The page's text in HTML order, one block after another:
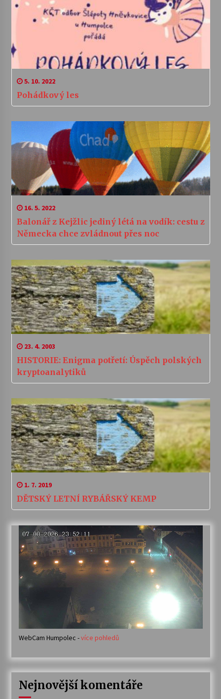
5. 10. 2022
Pohádkový les
16. 5. 2022
Balonář z Kejžlic jediný létá na vodík: cestu z
Německa chce zvládnout přes noc
23. 4. 2003
HISTORIE: Enigma potřetí: Úspěch polských
kryptoanalytiků
1. 7. 2019
DĚTSKÝ LETNÍ RYBÁŘSKÝ KEMP
WebCam Humpolec -více pohledů
Nejnovější komentáře